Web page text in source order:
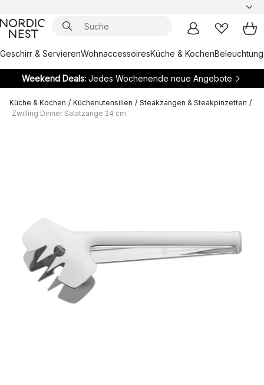
Geschirr & ServierenWohnaccessoiresKüche & KochenBeleuchtung
Weekend Deals:Jedes Wochenende neue Angebote
Küche & Kochen / Küchenutensilien / Steakzangen & Steakpinzetten /
Zwilling Dinner Salatzange 24 cm